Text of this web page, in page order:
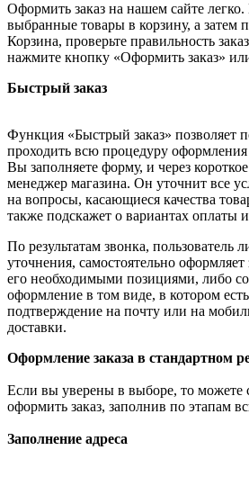
Оформить заказ на нашем сайте легко.
выбранные товары в корзину, а затем
Корзина, проверьте правильность
нажмите кнопку «Оформить заказ»
Быстрый заказ
Функция «Быстрый заказ» позволяет
проходить всю процедуру оформления
Вы заполняете форму, и через
менеджер магазина. Он уточнит все
на вопросы, касающиеся качества
также подскажет о вариантах оплаты
По результатам звонка, пользователь
уточнения, самостоятельно оформляет
его необходимыми позициями, либо
оформление в том виде, в котором
подтверждение на почту или на
доставки.
Оформление заказа в стандартном
Если вы уверены в выборе, то можете
оформить заказ, заполнив по этапам
Заполнение адреса